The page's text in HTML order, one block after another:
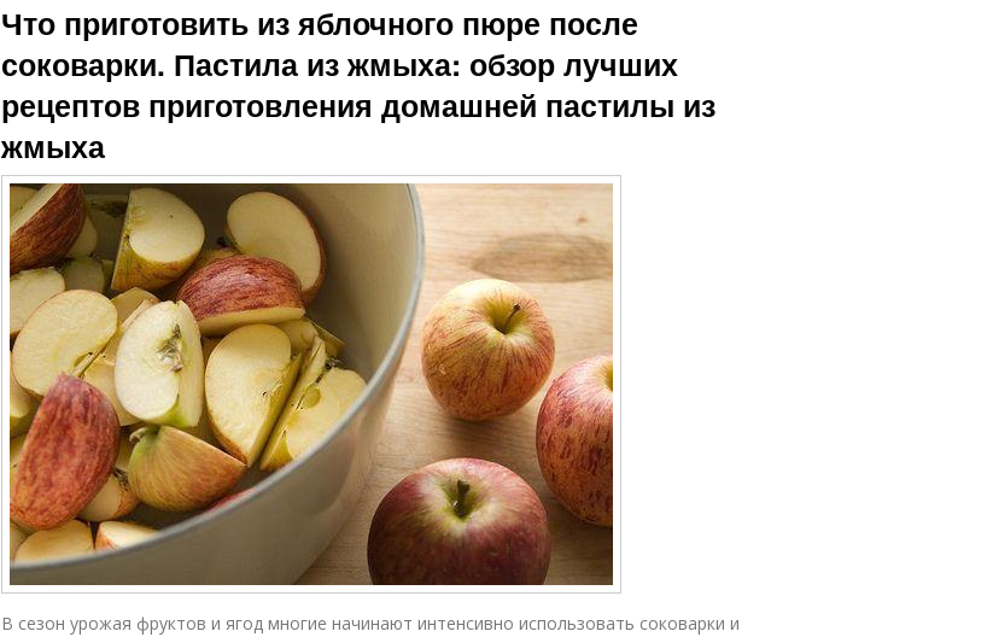
Что приготовить из яблочного пюре после
соковарки. Пастила из жмыха: обзор лучших
рецептов приготовления домашней пастилы из
жмыха
В сезон урожая фруктов и ягод многие начинают интенсивно использовать соковарки и